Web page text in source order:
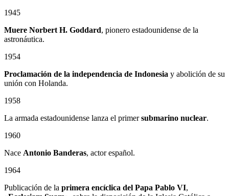
1945
Muere Norbert H. Goddard, pionero estadounidense de la
astronáutica.
1954
Proclamación de la independencia de Indonesia y abolición de su
unión con Holanda.
1958
La armada estadounidense lanza el primersubmarino nuclear.
1960
Nace Antonio Banderas, actor español.
1964
Publicación de la primera encíclica del Papa Pablo VI,